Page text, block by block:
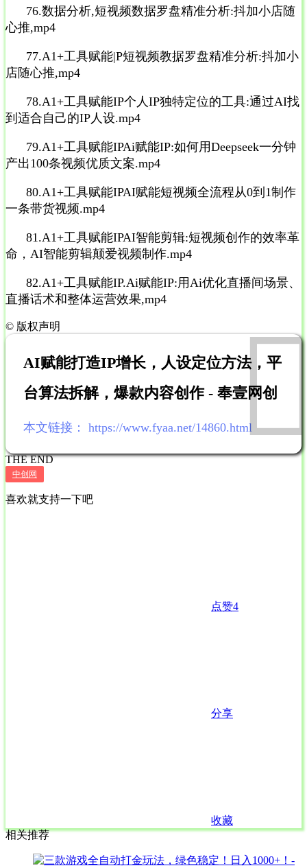
76.数据分析,短视频数据罗盘精准分析:抖加小店随
心推,mp4
77.A1+工具赋能|P短视频教据罗盘精准分析:抖加小
店随心推,mp4
78.A1+工具赋能IP个人IP独特定位的工具:通过AI找
到适合自己的IP人设.mp4
79.A1+工具赋能IPAi赋能IP:如何用Deepseek一分钟
产出100条视频优质文案.mp4
80.A1+工具赋能IPAI赋能短视频全流程从0到1制作
一条带货视频.mp4
81.A1+工具赋能IPAI智能剪辑:短视频创作的效率革
命，AI智能剪辑颠爱视频制作.mp4
82.A1+工具赋能IP.Ai赋能IP:用Ai优化直播间场景、
直播话术和整体运营效果,mp4
© 版权声明
AI赋能打造IP增长，人设定位方法，平
台算法拆解，爆款内容创作 - 奉壹网创
本文链接： https://www.fyaa.net/14860.html
THE END
中创网
喜欢就支持一下吧
点赞4
分享
收藏
相关推荐